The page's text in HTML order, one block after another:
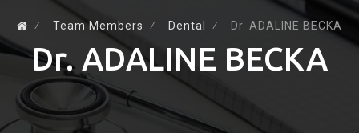
⁄ Team Members ⁄ Dental ⁄ Dr. ADALINE BECKA
Dr. ADALINE BECKA